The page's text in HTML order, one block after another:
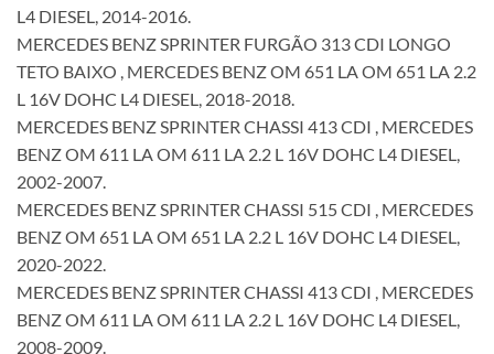
L4 DIESEL, 2014-2016.
MERCEDES BENZ SPRINTER FURGÃO 313 CDI LONGO
TETO BAIXO , MERCEDES BENZ OM 651 LA OM 651 LA 2.2
L 16V DOHC L4 DIESEL, 2018-2018.
MERCEDES BENZ SPRINTER CHASSI 413 CDI , MERCEDES
BENZ OM 611 LA OM 611 LA 2.2 L 16V DOHC L4 DIESEL,
2002-2007.
MERCEDES BENZ SPRINTER CHASSI 515 CDI , MERCEDES
BENZ OM 651 LA OM 651 LA 2.2 L 16V DOHC L4 DIESEL,
2020-2022.
MERCEDES BENZ SPRINTER CHASSI 413 CDI , MERCEDES
BENZ OM 611 LA OM 611 LA 2.2 L 16V DOHC L4 DIESEL,
2008-2009.